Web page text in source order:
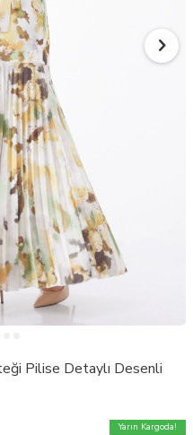
Pilise Detaylı Desenli
Yarın Kargoda!